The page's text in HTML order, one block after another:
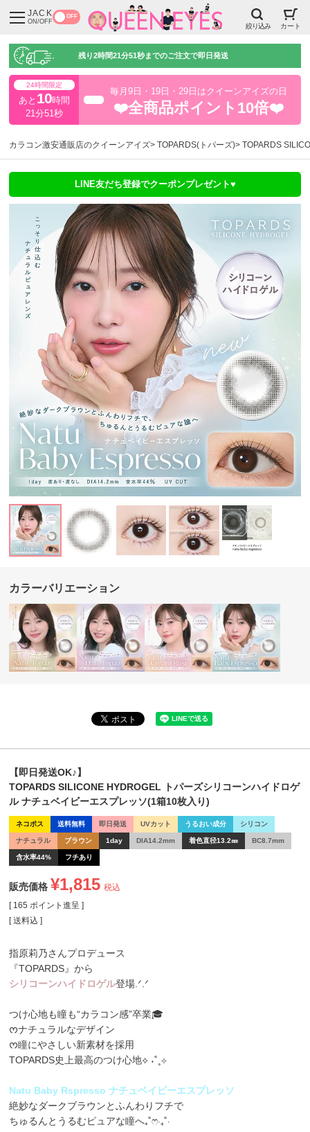
JACK
ON/OFF
OFF
絞り込み カート
残り2時間21分50秒までのご注文で即日発送
24時間限定
あと 10時間
21分51秒
毎月9日・19日・29日はクイーンアイズの日
❤️全商品ポイント10倍❤️
カラコン激安通販店のクイーンアイズ TOPARDS(トパーズ) TOPARDS
LINE友だち登録でクーポンプレゼント♥
カラーバリエーション
【即日発送OK♪】
TOPARDS SILICONE HYDROGEL トパーズシリコーンハイドロゲ
ル ナチュベイビーエスプレッソ(1箱10枚入り)
ネコポス 送料無料 即日発送 UVカット うるおい成分 シリコン
ナチュラル ブラウン 1day DIA14.2mm 着色直径13.2㎜ BC8.7mm
含水率44% フチあり
販売価格 ¥1,815 税込
[ 165 ポイント進呈 ]
送料込
指原莉乃さんプロデュース
『TOPARDS』から
シリコーンハイドロゲル登場.ᐟ.ᐟ
つけ心地も瞳も“カラコン感”卒業🎓
ᰔナチュラルなデザイン
ᰔ瞳にやさしい新素材を採用
TOPARDS史上最高のつけ心地⟡ ˖˚˳⊹
Natu Baby Rspresso ナチュベイビーエスプレッソ
絶妙なダークブラウンとふんわりフチで
ちゅるんとうるむピュアな瞳へ₊˚ෆ‧₊˚⋅